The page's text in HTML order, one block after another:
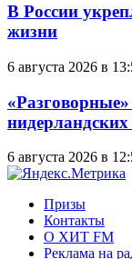
В России
жизни
6 августа 2026 в
6 августа 2026 в
Призы
Контакты
О ХИТ FM
Реклама на